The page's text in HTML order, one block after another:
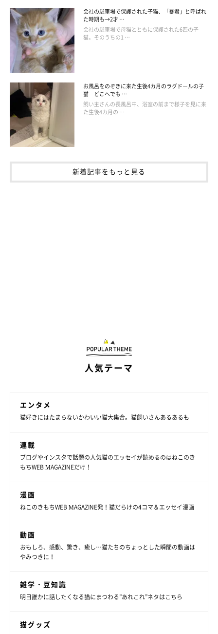
会社の駐車場で保護された子猫、「暴君」と呼ばれ
た時期も→2才 …
会社の駐車場で母猫とともに保護された6匹の子
猫。そのうちの1 …
お風呂をのぞきに来た生後4カ月のラグドールの子
猫 どこへでも …
飼い主さんの長風呂中、浴室の前まで様子を見に来
た生後4カ月の …
新着記事をもっと見る
人気テーマ
エンタメ
猫好きにはたまらないかわいい猫大集合。猫飼いさんあるあるも
連載
ブログやインスタで話題の人気猫のエッセイが読めるのはねこのき
もちWEB MAGAZINEだけ！
漫画
ねこのきもちWEB MAGAZINE発！猫だらけの4コマ＆エッセイ漫画
動画
おもしろ、感動、驚き、癒し…猫たちのちょっとした瞬間の動画は
やみつきに！
雑学・豆知識
明日誰かに話したくなる猫にまつわる”あれこれ”ネタはこちら
猫グッズ